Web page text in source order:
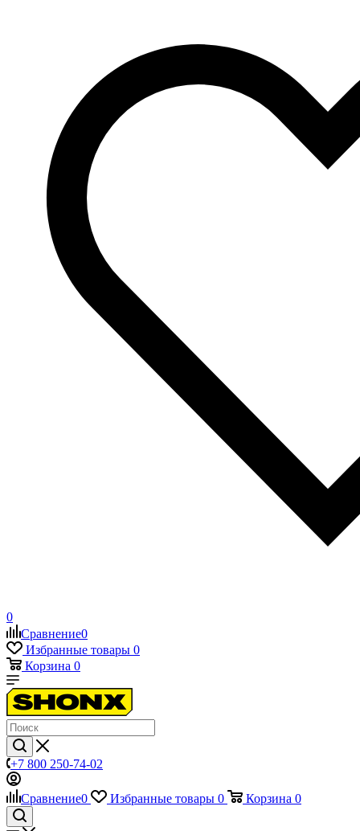
0
Сравнение0
Избранные товары 0
Корзина 0
+7 800 250-74-02
Сравнение0 Избранные товары 0 Корзина 0